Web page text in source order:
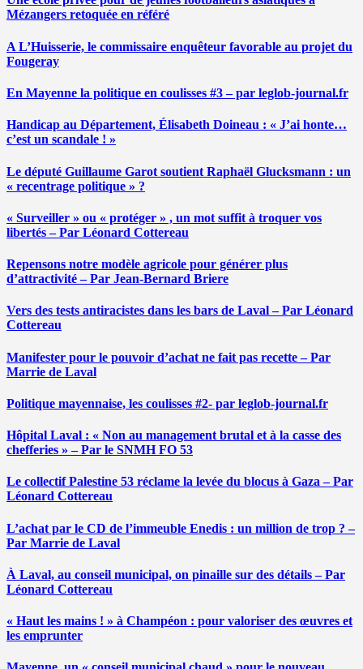
Mézangers retoquée en référé
A L’Huisserie, le commissaire enquêteur favorable au projet du
Fougeray
En Mayenne la politique en coulisses #3 – par leglob-journal.fr
Handicap au Département, Élisabeth Doineau : « J’ai honte…
c’est un scandale ! »
Le député Guillaume Garot soutient Raphaël Glucksmann : un
« recentrage politique » ?
« Surveiller » ou « protéger » , un mot suffit à troquer vos
libertés – Par Léonard Cottereau
Repensons notre modèle agricole pour générer plus
d’attractivité – Par Jean-Bernard Briere
Vers des tests antiracistes dans les bars de Laval – Par Léonard
Cottereau
Manifester pour le pouvoir d’achat ne fait pas recette – Par
Marrie de Laval
Politique mayennaise, les coulisses #2- par leglob-journal.fr
Hôpital Laval : « Non au management brutal et à la casse des
chefferies » – Par le SNMH FO 53
Le collectif Palestine 53 réclame la levée du blocus à Gaza – Par
Léonard Cottereau
L’achat par le CD de l’immeuble Enedis : un million de trop ? –
Par Marrie de Laval
À Laval, au conseil municipal, on pinaille sur des détails – Par
Léonard Cottereau
« Haut les mains ! » à Champéon : pour valoriser des œuvres et
les emprunter